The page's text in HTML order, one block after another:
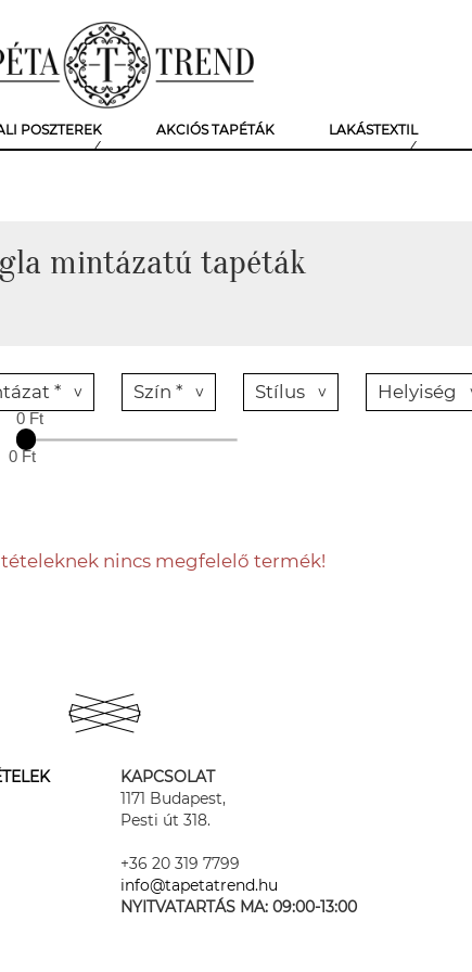
POSZTEREK AKCIÓS TAPÉTÁK LAKÁSTEXTIL
mintázatú tapéták
* Szín * Stílus Helyiség
0 Ft
0 Ft
nincs megfelelő termék!
KAPCSOLAT
1171 Budapest,
Pesti út 318.
+36 20 319 7799
info@tapetatrend.hu
NYITVATARTÁS MA: 09:00-13:00